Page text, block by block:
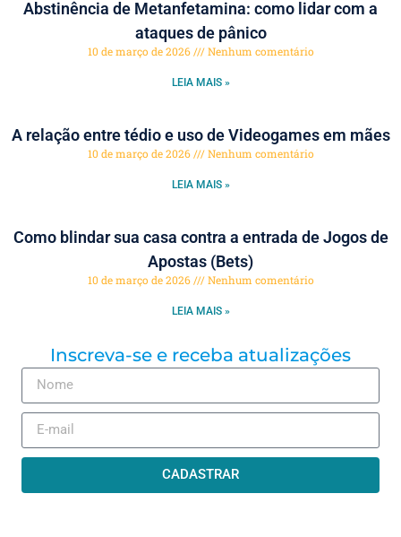
Abstinência de Metanfetamina: como lidar com a
ataques de pânico
10 de março de 2026 Nenhum comentário
LEIA MAIS »
A relação entre tédio e uso de Videogames em mães
10 de março de 2026 Nenhum comentário
LEIA MAIS »
Como blindar sua casa contra a entrada de Jogos de
Apostas (Bets)
10 de março de 2026 Nenhum comentário
LEIA MAIS »
Inscreva-se e receba atualizações
CADASTRAR